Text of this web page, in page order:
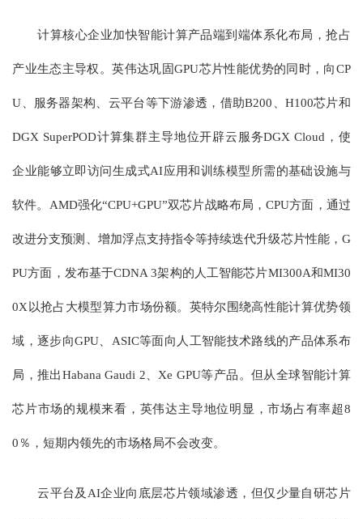
计算核心企业加快智能计算产品端到端体系化布局，抢占
产业生态主导权。英伟达巩固GPU芯片性能优势的同时，向CP
U、服务器架构、云平台等下游渗透，借助B200、H100芯片和
DGX SuperPOD计算集群主导地位开辟云服务DGX Cloud，使
企业能够立即访问生成式AI应用和训练模型所需的基础设施与
软件。AMD强化“CPU+GPU”双芯片战略布局，CPU方面，通过
改进分支预测、增加浮点支持指令等持续迭代升级芯片性能，G
PU方面，发布基于CDNA 3架构的人工智能芯片MI300A和MI30
0X以抢占大模型算力市场份额。英特尔围绕高性能计算优势领
域，逐步向GPU、ASIC等面向人工智能技术路线的产品体系布
局，推出Habana Gaudi 2、Xe GPU等产品。但从全球智能计算
芯片市场的规模来看，英伟达主导地位明显，市场占有率超8
0％，短期内领先的市场格局不会改变。
云平台及AI企业向底层芯片领域渗透，但仅少量自研芯片